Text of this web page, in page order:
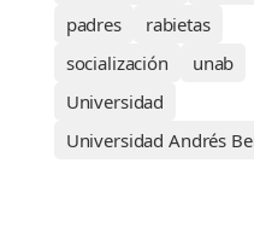
padres
rabietas
socialización
unab
Universidad
Universidad Andrés